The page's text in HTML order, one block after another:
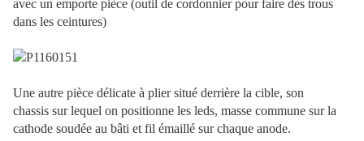
avec un emporte pièce (outil de cordonnier pour faire des trous
dans les ceintures)
Une autre pièce délicate à plier situé derrière la cible, son
chassis sur lequel on positionne les leds, masse commune sur la
cathode soudée au bâti et fil émaillé sur chaque anode.